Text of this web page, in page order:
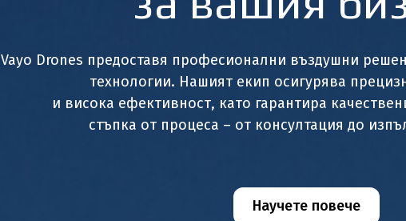
Vayo Drones предоставя професионални въздушни
технологии. Нашият екип осигурява
и висока ефективност, като гарантира
стъпка от процеса – от консултация до
Научете повече